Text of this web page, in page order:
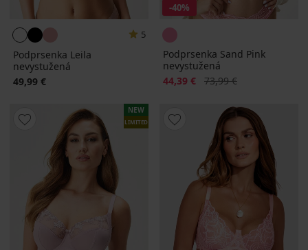
5
Podprsenka Leila
nevystužená
49,99 €
-40%
Podprsenka Sand Pink
nevystužená
Zľava
44,39 € Pôvodná cena
73,99 €
NEW
LIMITED